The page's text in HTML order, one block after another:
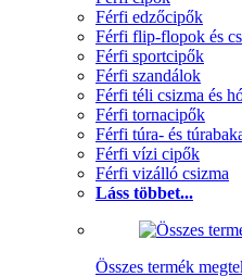
Férfi edzőcipők
Férfi flip-flopok és
Férfi sportcipők
Férfi szandálok
Férfi téli csizma és
Férfi tornacipők
Férfi túra- és
Férfi vízi cipők
Férfi vizálló csizma
Láss többet...
Összes termék